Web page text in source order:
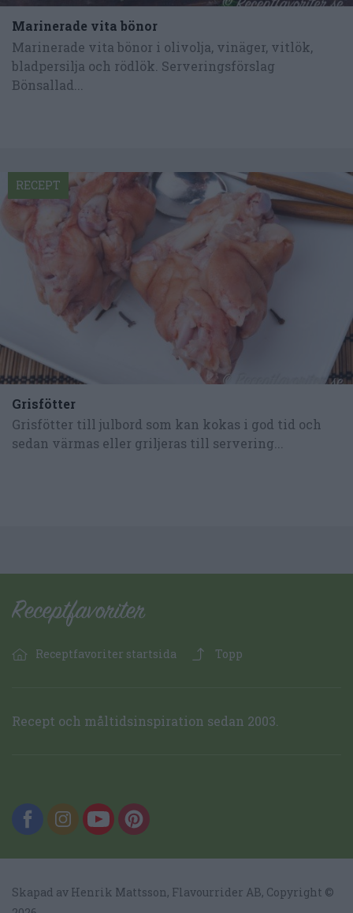
Marinerade vita bönor
Marinerade vita bönor i olivolja, vinäger, vitlök,
bladpersilja och rödlök. Serveringsförslag
Bönsallad...
Grisfötter
Grisfötter till julbord som kan kokas i god tid och
sedan värmas eller griljeras till servering...
RECEPT
Receptfavoriter startsida Topp
Recept och måltidsinspiration sedan 2003.
Skapad av Henrik Mattsson, Flavourrider AB, Copyright ©